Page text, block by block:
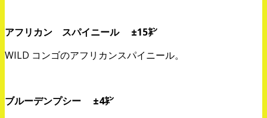
アフリカン スパイニール ±15㌢
WILD コンゴのアフリカンスパイニール。
ブルーデンプシー ±4㌢